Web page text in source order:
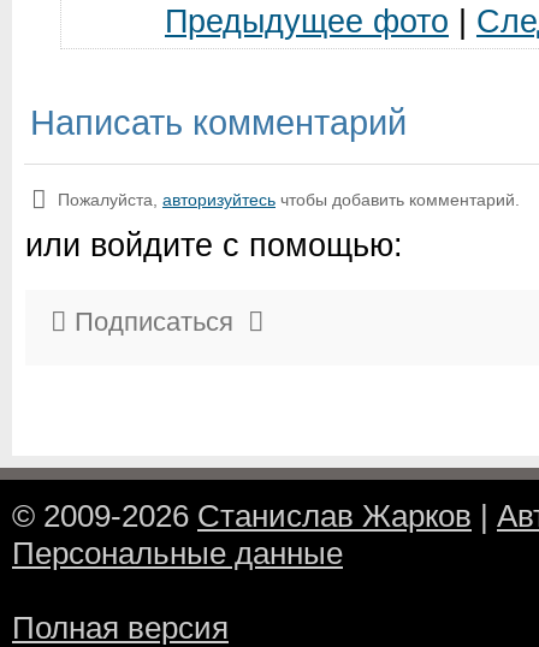
Предыдущее фото
Написать комментарий
Пожалуйста, авторизуйтесь чтобы добавить комментарий.
или войдите с помощью:
Подписаться
© 2009-2026 Станислав Жарков |
Персональные данные
Полная версия